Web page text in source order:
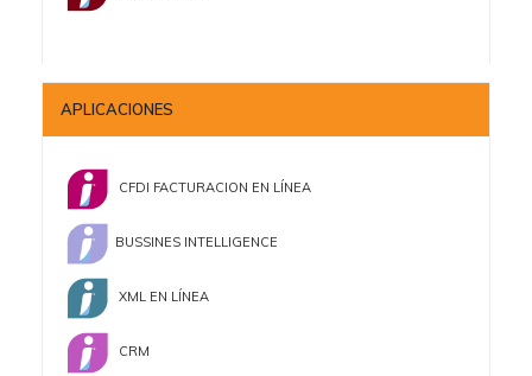
APLICACIONES
CFDI FACTURACION EN LÍNEA
BUSSINES INTELLIGENCE
XML EN LÍNEA
CRM